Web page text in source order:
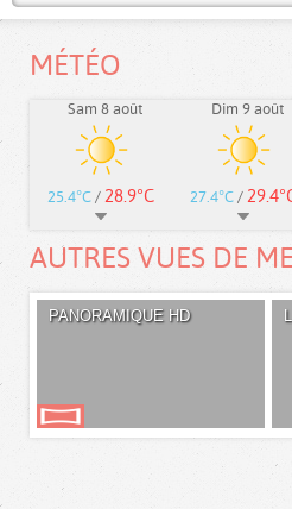
MÉTÉO
Sam 8 août
25.4°C / 28.9°C
Dim 9 août
27.4°C /
AUTRES VUES DE
PANORAMIQUE HD